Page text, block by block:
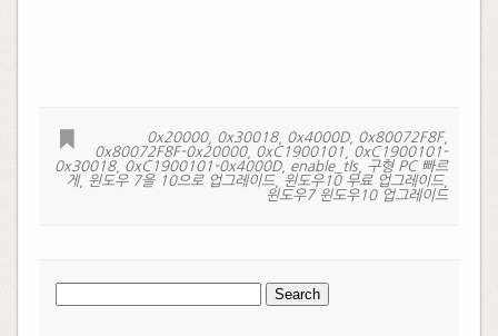
0x20000, 0x30018, 0x4000D, 0x80072F8F,
0x80072F8F-0x20000, 0xC1900101
0xC1900101-
0x30018, 0xC1900101-0x4000D, enable_tls, 구형 PC 빠르
게, 윈도우 7을 10으로 업그레이드, 윈도우10 무료 업그레이드,
윈도우7 윈도우10 업그레이드
Search
for: